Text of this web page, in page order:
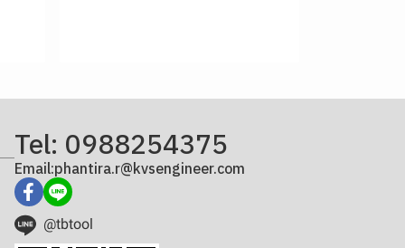
Tel: 0988254375
Email:phantira.r@kvsengineer.com
@tbtool